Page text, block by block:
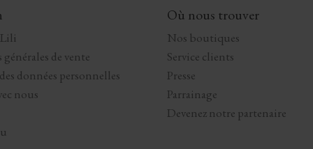
de vente
données personnelles
nous
Où nous trouver
Nos boutiques
Service clients
Presse
Parrainage
Devenez notre partenaire